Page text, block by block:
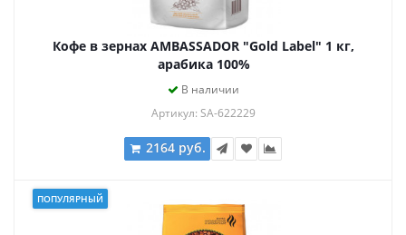
Кофе в зернах AMBASSADOR "Gold Label" 1 кг,
арабика 100%
В наличии
Артикул: SA-622229
2164 руб.
ПОПУЛЯРНЫЙ